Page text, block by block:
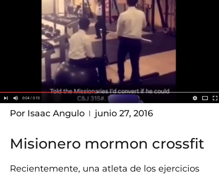
Por Isaac Angulo junio 27, 2016
Misionero mormon crossfit
Recientemente, una atleta de los ejercicios